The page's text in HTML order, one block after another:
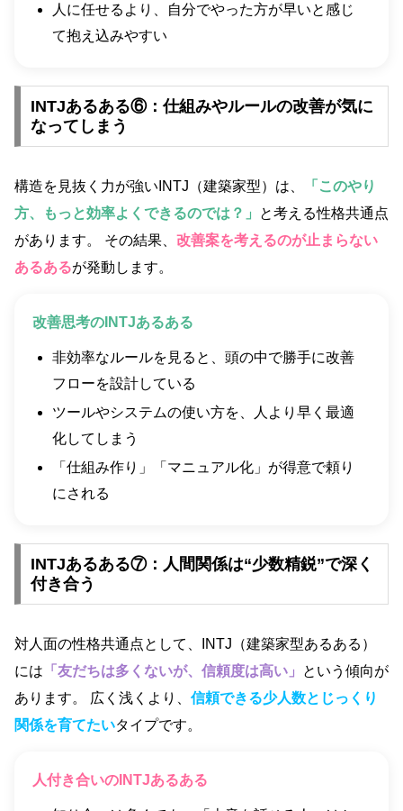
人に任せるより、自分でやった方が早いと感じ
て抱え込みやすい
INTJあるある⑥：仕組みやルールの改善が気に
なってしまう
構造を見抜く力が強いINTJ（建築家型）は、
「このやり
方、もっと効率よくできるのでは？」
と考える性格共通点
があります。 その結果、 改善案を考えるのが止まらない
あるあるが発動します。
改善思考のINTJあるある
非効率なルールを見ると、頭の中で勝手に改善
フローを設計している
ツールやシステムの使い方を、人より早く最適
化してしまう
「仕組み作り」「マニュアル化」が得意で頼り
にされる
INTJあるある⑦：人間関係は“少数精鋭”で深く
付き合う
対人面の性格共通点として、INTJ（建築家型あるある）
には 「友だちは多くないが、信頼度は高い」
という傾向が
あります。 広く浅くより、 信頼できる少人数とじっくり
関係を育てたいタイプです。
人付き合いのINTJあるある